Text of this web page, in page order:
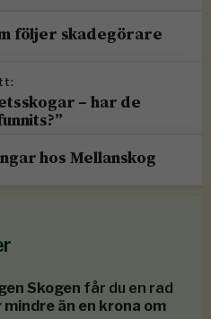
följer skadegörare
– har de
hos Mellanskog
Skogen får du en rad
mindre än en krona om